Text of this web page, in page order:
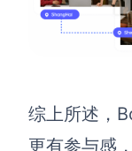
综上所述，
更有参与感